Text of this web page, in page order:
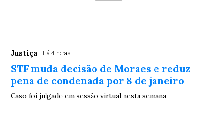
Justiça Há 4 horas
STF muda decisão de Moraes e reduz
pena de condenada por 8 de janeiro
Caso foi julgado em sessão virtual nesta semana